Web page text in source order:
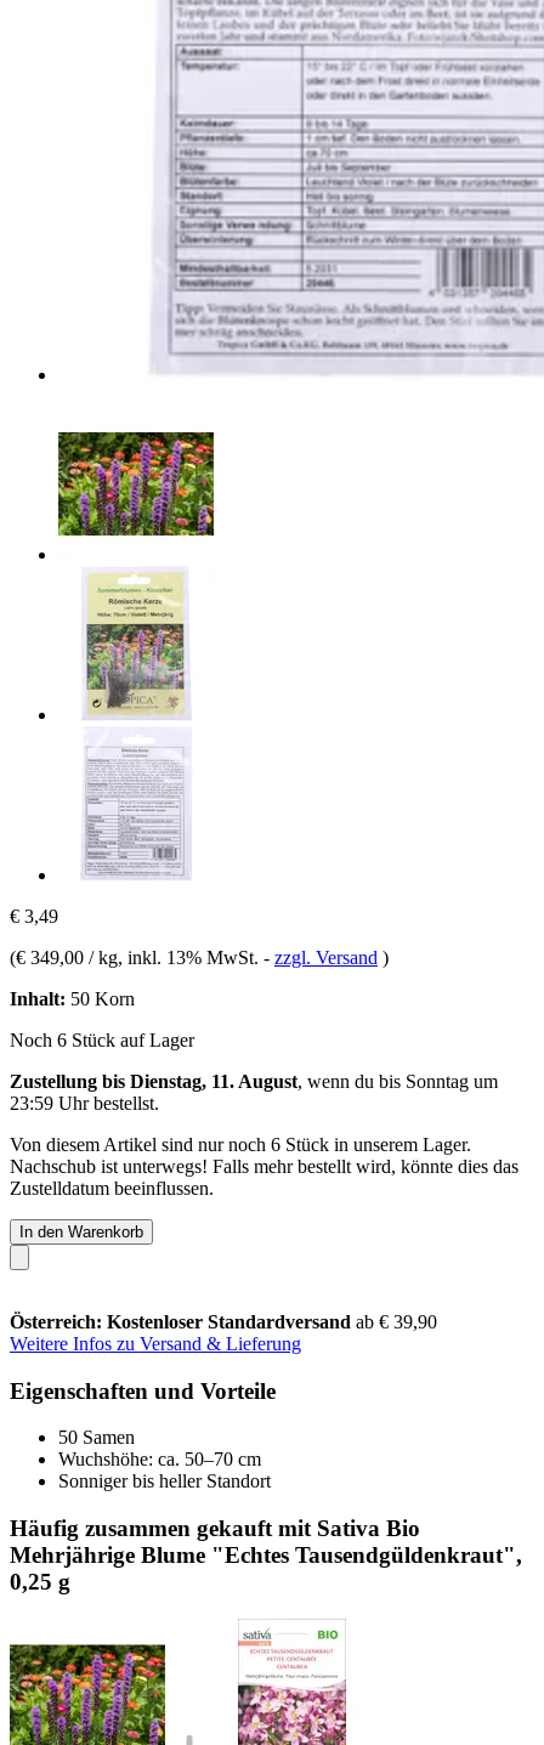
€ 3,49
(€ 349,00 / kg, inkl. 13% MwSt. - zzgl. Versand )
Inhalt: 50 Korn
Noch 6 Stück auf Lager
Zustellung bis Dienstag, 11. August, wenn du bis Sonntag um
23:59 Uhrbestellst.
Von diesem Artikel sind nur noch 6 Stück in unserem Lager.
Nachschub ist unterwegs! Falls mehr bestellt wird, könnte dies das
Zustelldatum beeinflussen.
In den Warenkorb
Österreich: Kostenloser Standardversand ab € 39,90
Weitere Infos zu Versand & Lieferung
Eigenschaften und Vorteile
50 Samen
Wuchshöhe: ca. 50–70 cm
Sonniger bis heller Standort
Häufig zusammen gekauft mit Sativa Bio
Mehrjährige Blume "Echtes Tausendgüldenkraut",
0,25 g